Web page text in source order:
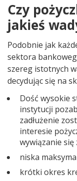
Czy
jakieś
Podobnie jak
sektora
szereg istotnych
decydując się na
Dość wysokie
instytucji
zadłużenie
interesie
wywiązanie się
niska
krótki okres